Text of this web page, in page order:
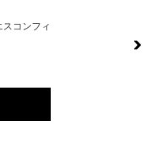
コンフィ